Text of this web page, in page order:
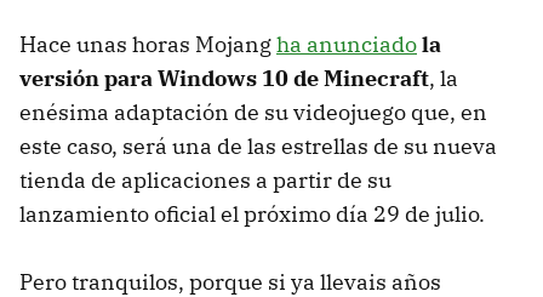
Hace unas horas Mojangha anunciadola
versión para Windows 10 de Minecraft, la
enésima adaptación de su videojuego que, en
este caso, será una de las estrellas de su nueva
tienda de aplicaciones a partir de su
lanzamiento oficial el próximo día 29 de julio.
Pero tranquilos, porque si ya llevais años